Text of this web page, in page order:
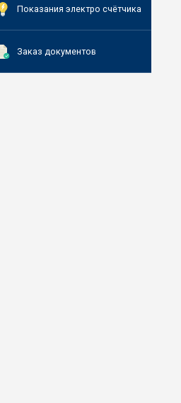
Показания электро счётчика
Заказ документов